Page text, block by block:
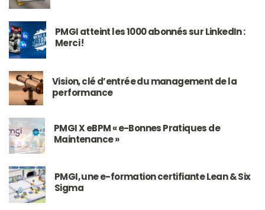
PMGI atteint les 1000 abonnés sur LinkedIn :
Merci !
Vision, clé d’entrée du management de la
performance
PMGI X eBPM « e-Bonnes Pratiques de
Maintenance »
PMGI, une e-formation certifiante Lean & Six
Sigma